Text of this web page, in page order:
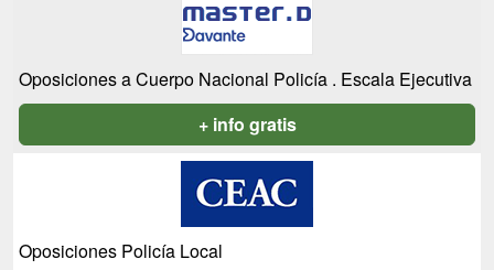
Oposiciones a Cuerpo Nacional Policía . Escala Ejecutiva
+ info gratis
Oposiciones Policía Local